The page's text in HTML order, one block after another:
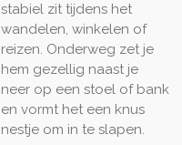
stabiel zit tijdens het
wandelen, winkelen of
reizen. Onderweg zet je
hem gezellig naast je
neer op een stoel of bank
en vormt het een knus
nestje om in te slapen.